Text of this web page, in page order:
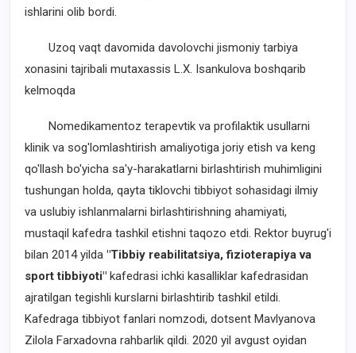
ishlarini olib bordi.
Uzoq vaqt davomida davolovchi jismoniy tarbiya
xonasini tajribali mutaxassis L.X. Isankulova boshqarib
kelmoqda
Nomedikamentoz terapevtik va profilaktik usullarni
klinik va sog'lomlashtirish amaliyotiga joriy etish va keng
qo'llash bo'yicha sa'y-harakatlarni birlashtirish muhimligini
tushungan holda, qayta tiklovchi tibbiyot sohasidagi ilmiy
va uslubiy ishlanmalarni birlashtirishning ahamiyati,
mustaqil kafedra tashkil etishni taqozo etdi. Rektor buyrug'i
bilan 2014 yilda "Tibbiy reabilitatsiya, fizioterapiya va
sport tibbiyoti" kafedrasi ichki kasalliklar kafedrasidan
ajratilgan tegishli kurslarni birlashtirib tashkil etildi.
Kafedraga tibbiyot fanlari nomzodi, dotsent Mavlyanova
Zilola Farxadovna rahbarlik qildi. 2020 yil avgust oyidan